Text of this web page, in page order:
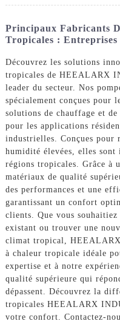
Principaux Fabricants
Tropicales : Entreprises
Découvrez les solutions
tropicales de HEEALARX
leader du secteur. Nos
spécialement conçues pour
solutions de chauffage et
pour les applications
industrielles. Conçues pour
humidité élevées, elles
régions tropicales. Grâce à
matériaux de qualité
des performances et une
garantissant un confort
clients. Que vous
existant ou trouver une
climat tropical,
à chaleur tropicale idéale
expertise et à notre
qualité supérieure qui
dépassent. Découvrez la
tropicales HEEALARX
votre confort. Contactez-